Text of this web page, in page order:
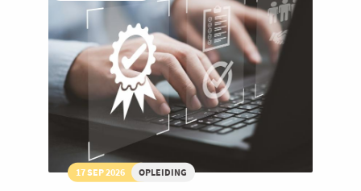
17 SEP 2026 OPLEIDING